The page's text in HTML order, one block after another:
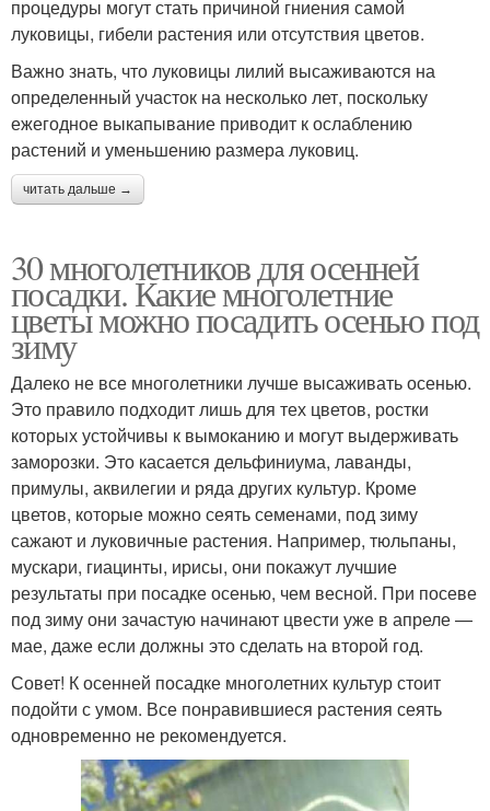
процедуры могут стать причиной гниения самой
луковицы, гибели растения или отсутствия цветов.
Важно знать, что луковицы лилий высаживаются на
определенный участок на несколько лет, поскольку
ежегодное выкапывание приводит к ослаблению
растений и уменьшению размера луковиц.
читать дальше →
30 многолетников для осенней
посадки. Какие многолетние
цветы можно посадить осенью под
зиму
Далеко не все многолетники лучше высаживать осенью.
Это правило подходит лишь для тех цветов, ростки
которых устойчивы к вымоканию и могут выдерживать
заморозки. Это касается дельфиниума, лаванды,
примулы, аквилегии и ряда других культур. Кроме
цветов, которые можно сеять семенами, под зиму
сажают и луковичные растения. Например, тюльпаны,
мускари, гиацинты, ирисы, они покажут лучшие
результаты при посадке осенью, чем весной. При посеве
под зиму они зачастую начинают цвести уже в апреле —
мае, даже если должны это сделать на второй год.
Совет! К осенней посадке многолетних культур стоит
подойти с умом. Все понравившиеся растения сеять
одновременно не рекомендуется.